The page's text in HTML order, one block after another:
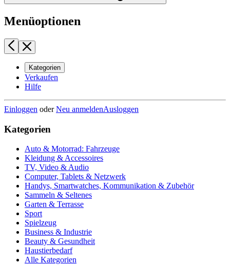
Menüoptionen
Kategorien
Verkaufen
Hilfe
Einloggen oderNeu anmeldenAusloggen
Kategorien
Auto & Motorrad: Fahrzeuge
Kleidung & Accessoires
TV, Video & Audio
Computer, Tablets & Netzwerk
Handys, Smartwatches, Kommunikation & Zubehör
Sammeln & Seltenes
Garten & Terrasse
Sport
Spielzeug
Business & Industrie
Beauty & Gesundheit
Haustierbedarf
Alle Kategorien